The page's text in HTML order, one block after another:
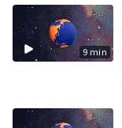
9 min